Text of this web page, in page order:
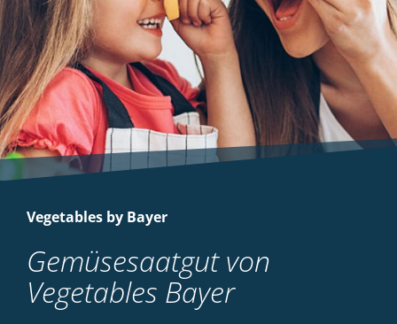
Vegetables by Bayer
Gemüsesaatgut von
Vegetables Bayer